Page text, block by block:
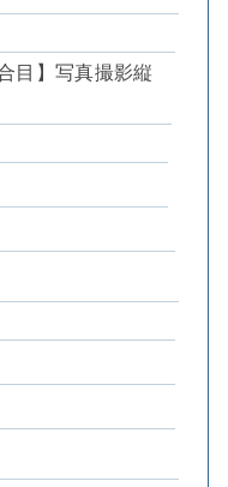
目】写真撮影縦